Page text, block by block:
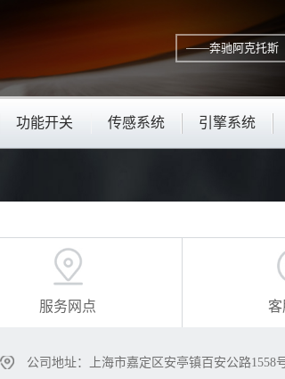
功能开关 传感系统 引擎系统
服务网点
公司地址：上海市嘉定区安亭镇百安公路1558